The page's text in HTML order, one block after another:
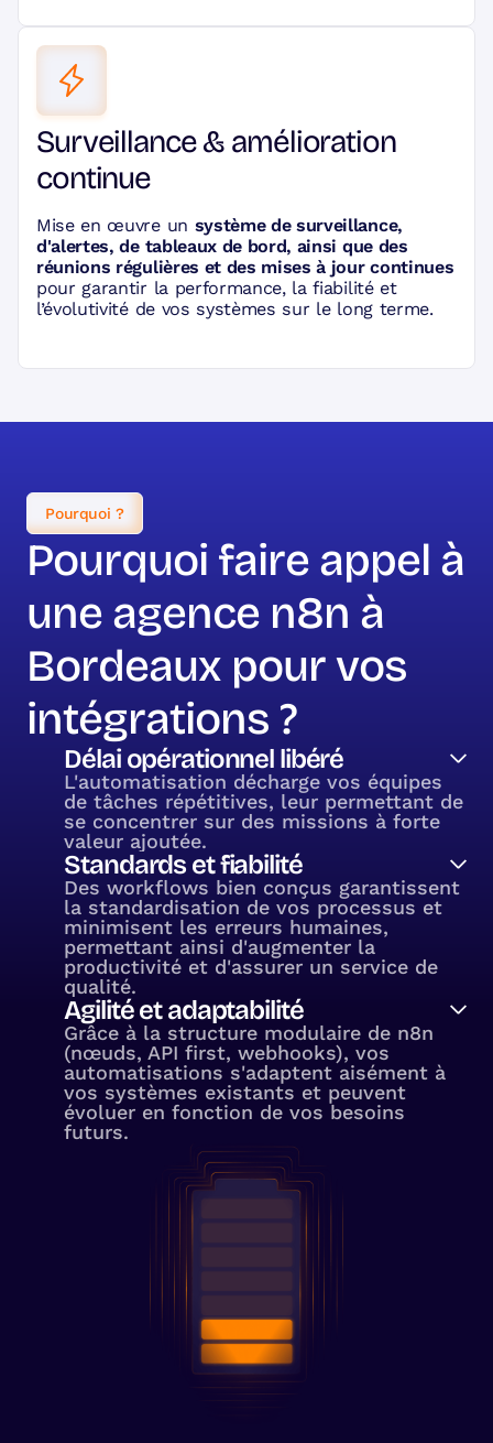
Surveillance & amélioration
continue
Mise en œuvre un système de surveillance,
d'alertes, de tableaux de bord, ainsi que des
réunions régulières et des mises à jour continues
pour garantir la performance, la fiabilité et
l’évolutivité de vos systèmes sur le long terme.
Pourquoi ?
Pourquoi faire appel à
une agence n8n à
Bordeaux pour vos
intégrations ?
Délai opérationnel libéré
L'automatisation décharge vos équipes
de tâches répétitives, leur permettant de
se concentrer sur des missions à forte
valeur ajoutée.
Standards et fiabilité
Des workflows bien conçus garantissent
la standardisation de vos processus et
minimisent les erreurs humaines,
permettant ainsi d'augmenter la
productivité et d'assurer un service de
qualité.
Agilité et adaptabilité
Grâce à la structure modulaire de n8n
(nœuds, API first, webhooks), vos
automatisations s'adaptent aisément à
vos systèmes existants et peuvent
évoluer en fonction de vos besoins
futurs.